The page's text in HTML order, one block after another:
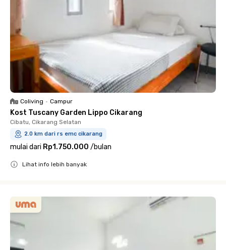
Coliving • Campur
Kost Tuscany Garden Lippo Cikarang
Cibatu, Cikarang Selatan
2.0 km dari rs emc cikarang
mulai dari Rp1.750.000 /bulan
Lihat info lebih banyak